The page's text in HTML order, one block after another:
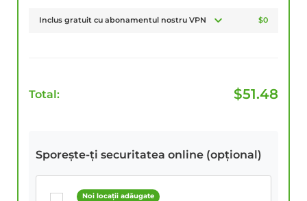
Inclus gratuit cu abonamentul nostru VPN $0
Total: $51.48
Sporește-ți securitatea online (opțional)
Noi locații adăugate